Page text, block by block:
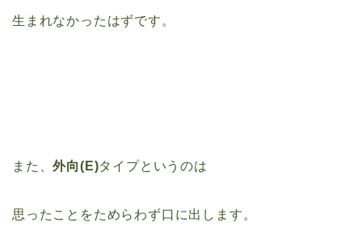
生まれなかったはずです。
また、外向(E)タイプというのは
思ったことをためらわず口に出します。